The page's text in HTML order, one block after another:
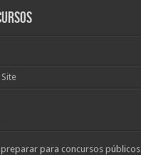
preparar para concursos públicos